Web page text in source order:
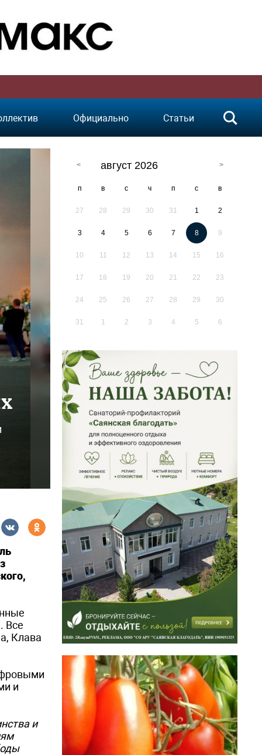
Официально Статьи
Все
Клава
и
и
август 2026
п в с ч п с в
27 28 29 30 31 1 2
3 4 5 6 7 8 9
10 11 12 13 14 15 16
17 18 19 20 21 22 23
24 25 26 27 28 29 30
31 1 2 3 4 5 6